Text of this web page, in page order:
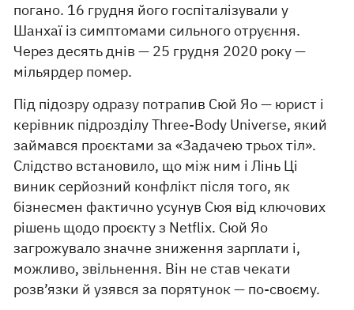
погано. 16 грудня його госпіталізували у
Шанхаї із симптомами сильного отруєння.
Через десять днів — 25 грудня 2020 року —
мільярдер помер.
Під підозру одразу потрапив Сюй Яо — юрист і
керівник підрозділу Three-Body Universe, який
займався проєктами за «Задачею трьох тіл».
Слідство встановило, що між ним і Лінь Ці
виник серйозний конфлікт після того, як
бізнесмен фактично усунув Сюя від ключових
рішень щодо проєкту з Netflix. Сюй Яо
загрожувало значне зниження зарплати і,
можливо, звільнення. Він не став чекати
розв’язки й узявся за порятунок — по-своєму.